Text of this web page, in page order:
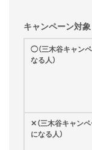
キャンペーン対象
◯（三木谷キャン
なる人）
✕（三木谷キャン
になる人）